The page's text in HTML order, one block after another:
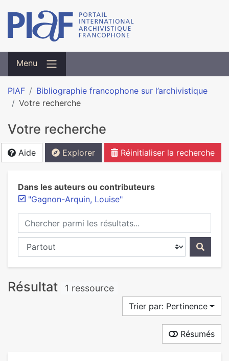
Menu
PIAF
Bibliographie francophone sur l’archivistique
Votre recherche
Votre recherche
Aide Explorer Réinitialiser la recherche
Dans les auteurs ou contributeurs
"Gagnon-Arquin, Louise"
Chercher parmi les résultats...
Chercher dans...
Résultat 1 ressource
Trier par: Pertinence
Résumés